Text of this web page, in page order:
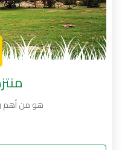
هو من أهم